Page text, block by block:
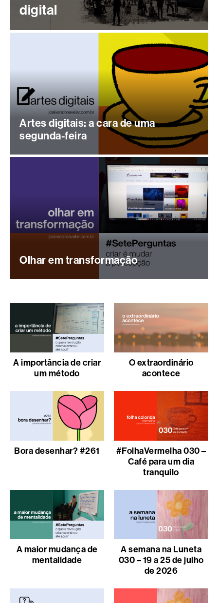
digital
Artes digitais: a cara de uma
segunda-feira
Olhar em transformação
A importância de criar
um método
O extraordinário
acontece
Bora desenhar? #261
#FolhaVermelha 030 –
Café para um dia
tranquilo
A maior mudança de
mentalidade
A semana na Luneta
030 – 19 a 25 de julho
de 2026